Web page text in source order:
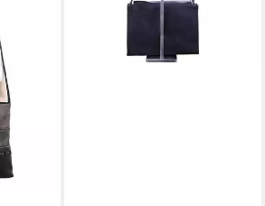
lieferbar - in 3-4 Werktagen bei dir